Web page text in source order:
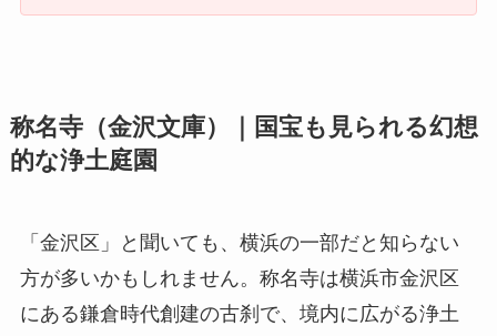
称名寺（金沢文庫）｜国宝も見られる幻想
的な浄土庭園
「金沢区」と聞いても、横浜の一部だと知らない
方が多いかもしれません。称名寺は横浜市金沢区
にある鎌倉時代創建の古刹で、境内に広がる浄土